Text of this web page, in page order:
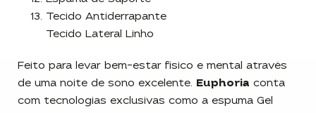
Tecido Antiderrapante
Tecido Lateral Linho
Feito para levar bem-estar físico e mental através
de uma noite de sono excelente. Euphoria conta
com tecnologias exclusivas como a espuma Gel